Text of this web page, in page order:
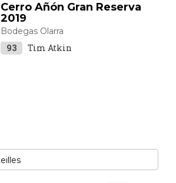
Cerro Añón Gran Reserva
2019
Bodegas Olarra
93 Tim Atkin